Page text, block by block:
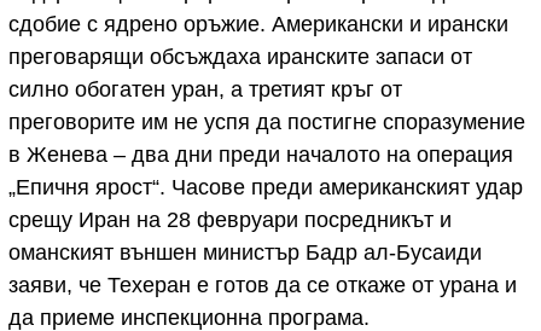
сдобие с ядрено оръжие. Американски и ирански
преговарящи обсъждаха иранските запаси от
силно обогатен уран, а третият кръг от
преговорите им не успя да постигне споразумение
в Женева – два дни преди началото на операция
„Епичня ярост“. Часове преди американският удар
срещу Иран на 28 февруари посредникът и
оманският външен министър Бадр ал-Бусаиди
заяви, че Техеран е готов да се откаже от урана и
да приеме инспекционна програма.